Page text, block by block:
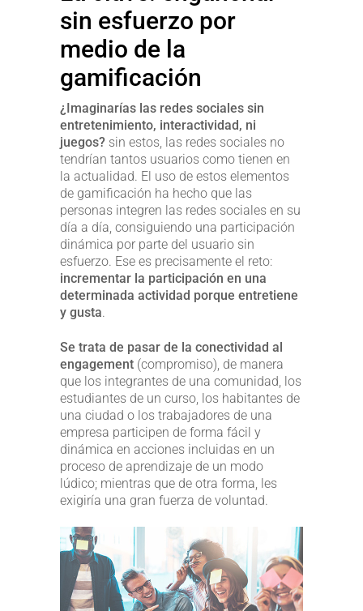
sin esfuerzo por
medio de la
gamificación
¿Imaginarías las redes sociales sin
entretenimiento, interactividad, ni
juegos? sin estos, las redes sociales no
tendrían tantos usuarios como tienen en
la actualidad. El uso de estos elementos
de gamificación ha hecho que las
personas integren las redes sociales en su
día a día, consiguiendo una participación
dinámica por parte del usuario sin
esfuerzo. Ese es precisamente el reto:
incrementar la participación en una
determinada actividad porque entretiene
y gusta.
Se trata de pasar de la conectividad al
engagement (compromiso), de manera
que los integrantes de una comunidad, los
estudiantes de un curso, los habitantes de
una ciudad o los trabajadores de una
empresa participen de forma fácil y
dinámica en acciones incluidas en un
proceso de aprendizaje de un modo
lúdico; mientras que de otra forma, les
exigiría una gran fuerza de voluntad.